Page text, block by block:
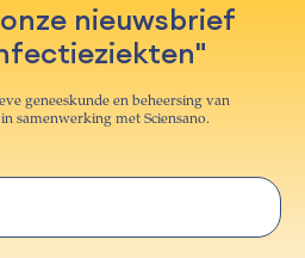
nieuwsbrief
geneeskunde en beheersing van
samenwerking met Sciensano.